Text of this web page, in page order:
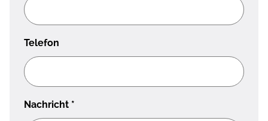
Telefon
Nachricht *